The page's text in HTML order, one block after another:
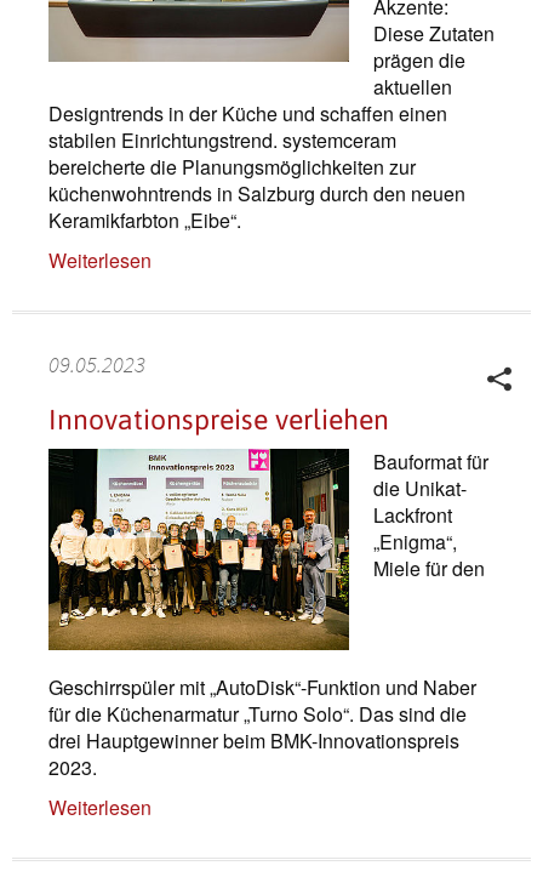
Akzente:
Diese Zutaten
prägen die
aktuellen
Designtrends in der Küche und schaffen einen
stabilen Einrichtungstrend. systemceram
bereicherte die Planungsmöglichkeiten zur
küchenwohntrends in Salzburg durch den neuen
Keramikfarbton „Eibe“.
Weiterlesen
09.05.2023
Innovationspreise verliehen
Bauformat für
die Unikat-
Lackfront
„Enigma“,
Miele für den
Geschirrspüler mit „AutoDisk“-Funktion und Naber
für die Küchenarmatur „Turno Solo“. Das sind die
drei Hauptgewinner beim BMK-Innovationspreis
2023.
Weiterlesen